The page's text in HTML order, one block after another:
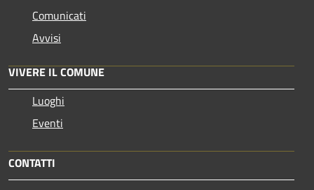
Comunicati
Avvisi
VIVERE IL COMUNE
Luoghi
Eventi
CONTATTI